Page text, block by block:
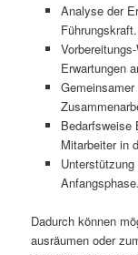
Analyse der
Führungskraft.
Erwartungen
Gemeinsamer
Bedarfsweise
Mitarbeiter in
Anfangsphase.
Dadurch können
ausräumen oder